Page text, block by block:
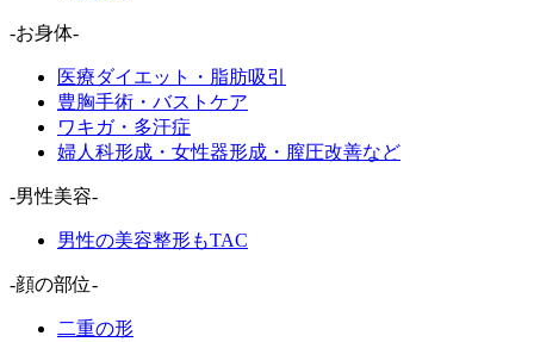
-お身体-
医療ダイエット・脂肪吸引
豊胸手術・バストケア
ワキガ・多汗症
婦人科形成・女性器形成・膣圧改善など
-男性美容-
男性の美容整形もTAC
-顔の部位-
二重の形